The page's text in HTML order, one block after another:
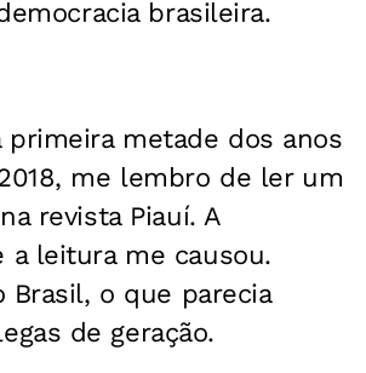
brasileira.
primeira metade dos anos
me lembro de ler um
revista Piauí. A
a leitura me causou.
Brasil, o que parecia
de geração.